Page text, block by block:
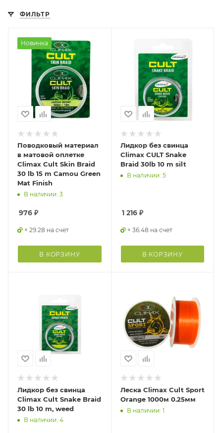
ФИЛЬТР
Новинка
Поводковый материал
в матовой оплетке
Climax Cult Skin Braid
30 lb 15 m Camou Green
Mat Finish
В наличии: 3
976 ₽
+ 29.28 на счет
В КОРЗИНУ
Лидкор без свинца
Climax CULT Snake
Braid 30lb 10 m silt
В наличии: 5
1 216₽
+ 36.48 на счет
В КОРЗИНУ
Лидкор без свинца
Climax Cult Snake Braid
30 lb 10 m, weed
В наличии: 4
Леска Climax Cult Sport
Orange 1000м 0.25мм
В наличии: 1